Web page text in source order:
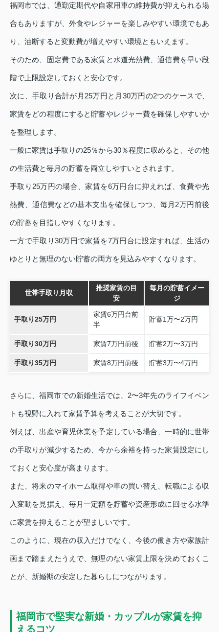
福岡市では、通勤定期代や自家用車の維持費が抑えられる場
合もありますが、外食やレジャーを楽しみやすい環境でもあ
り、油断すると変動費が増えやすい環境ともいえます。
そのため、固定費である家賃と水道光熱費、通信費を早い段
階で上限設定しておくと安心です。
次に、手取り合計が月25万円と月30万円の2つのケースで、
家賃をどの程度にすると貯蓄やレジャー費を確保しやすいか
を整理します。
一般に家賃は手取りの25％から30％程度に収めると、その他
の生活費と毎月の貯蓄を両立しやすいとされます。
手取り25万円の場合、家賃を6万円台に抑えれば、食費や光
熱費、通信費などの基本支出を確保しつつ、毎月2万円前後
の貯蓄を目指しやすくなります。
一方で手取り30万円で家賃を7万円台に設定すれば、生活の
ゆとりと無理のない貯蓄の両方を見込みやすくなります。
世帯手取り月収
推奨家賃の目
安
毎月の貯蓄イメー
ジ
手取り25万円
家賃6万円台前
半
貯蓄1万〜2万円
手取り30万円 家賃7万円前後 貯蓄2万〜3万円
手取り35万円 家賃8万円前後 貯蓄3万〜4万円
さらに、福岡市での新婚生活では、2〜3年先のライフイベン
トも視野に入れて家賃予算を考えることが大切です。
例えば、出産や育児休業を予定している場合、一時的に世帯
の手取りが減少するため、今から余裕を持った家賃設定にし
ておくと安心度が高まります。
また、将来のマイホーム取得や車の買い替え、転職による収
入変動を見据え、毎月一定額を貯蓄や資産形成に回せる水準
に家賃を抑えることが望ましいです。
このように、現在の収入だけでなく、今後の働き方や家族計
画まで踏まえたうえで、無理のない家賃上限を決めておくこ
とが、新婚期の安定した暮らしにつながります。
福岡市で堅実な新婚・カップルが家賃を抑
えるコツ